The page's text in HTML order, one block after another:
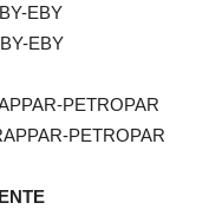
EBY
EBY
PETROPAR
PETROPAR